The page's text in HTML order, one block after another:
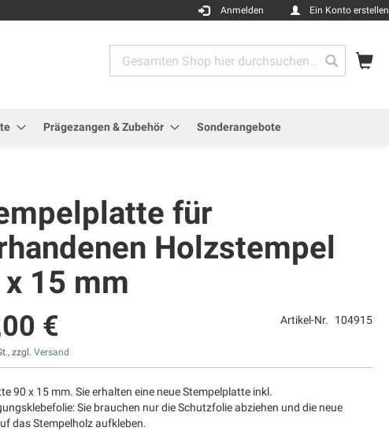
Anmelden Ein Konto erstellen
Search
Prägezangen & Zubehör Sonderangebote
für
Holzstempel
15 mm
€
zzgl.Versand
Artikel-Nr. 104915
90 x 15 mm. Sie erhalten eine neue Stempelplatte inkl.
Sie brauchen nur die Schutzfolie abziehen und die neue
das Stempelholz aufkleben.